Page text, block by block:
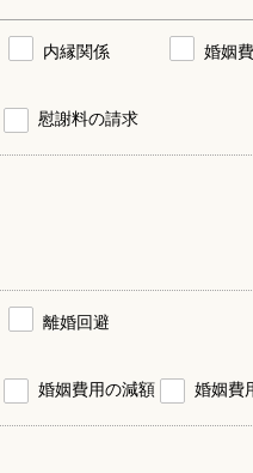
内縁関係
婚姻
慰謝料の請求
離婚回避
婚姻費用の減額 婚姻費